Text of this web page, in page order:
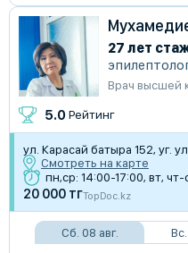
27 лет
Врач высшей
5.0 Рейтинг
ул. Карасай батыра 152, уг.
Смотреть на карте
пн,ср: 14:00-17:00, вт,
20 000 тгTopDoc.kz
Сб. 08 авг.